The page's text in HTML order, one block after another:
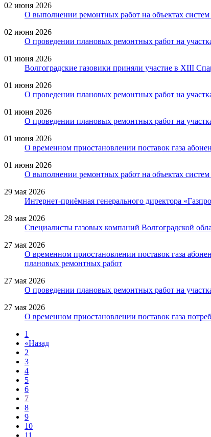
02 июня 2026
О выполнении ремонтных работ на объектах систем
02 июня 2026
О проведении плановых ремонтных работ на
01 июня 2026
Волгоградские газовики приняли участие в XIII
01 июня 2026
О проведении плановых ремонтных работ на
01 июня 2026
О проведении плановых ремонтных работ на
01 июня 2026
О временном приостановлении поставок газа
01 июня 2026
О выполнении ремонтных работ на объектах
29 мая 2026
Интернет-приёмная генерального директора
28 мая 2026
Специалисты газовых компаний Волгоградской
27 мая 2026
О временном приостановлении поставок газа
плановых ремонтных работ
27 мая 2026
О проведении плановых ремонтных работ на
27 мая 2026
О временном приостановлении поставок газа
1
«Назад
2
3
4
5
6
7
8
9
10
11